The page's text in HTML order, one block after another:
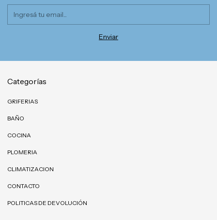
Categorías
GRIFERIAS
BAÑO
COCINA
PLOMERIA
CLIMATIZACION
CONTACTO
POLITICAS DE DEVOLUCIÓN